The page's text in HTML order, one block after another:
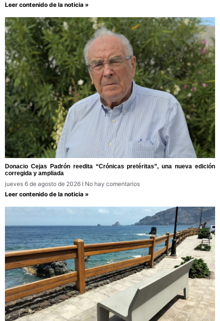
Leer contenido de la noticia »
Donacio Cejas Padrón reedita “Crónicas pretéritas”, una nueva edición
corregida y ampliada
jueves 6 de agosto de 2026
No hay comentarios
Leer contenido de la noticia »